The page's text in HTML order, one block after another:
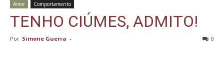
Amor Comportamento
TENHO CIÚMES, ADMITO!
Por Simone Guerra - 0